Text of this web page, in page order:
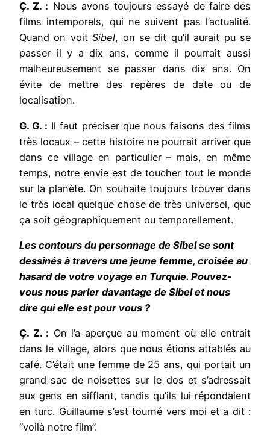
Ç. Z. : Nous avons toujours essayé de faire des
films intemporels, qui ne suivent pas l’actualité.
Quand on voitSibel, on se dit qu’il aurait pu se
passer il y a dix ans, comme il pourrait aussi
malheureusement se passer dans dix ans. On
évite de mettre des repères de date ou de
localisation.
G. G. : Il faut préciser que nous faisons des films
très locaux – cette histoire ne pourrait arriver que
dans ce village en particulier – mais, en même
temps, notre envie est de toucher tout le monde
sur la planète. On souhaite toujours trouver dans
le très local quelque chose de très universel, que
ça soit géographiquement ou temporellement.
Les contours du personnage de Sibel se sont
dessinés à travers une jeune femme, croisée au
hasard de votre voyage en Turquie. Pouvez-
vous nous parler davantage de Sibel et nous
dire qui elle est pour vous ?
Ç. Z. : On l’a aperçue au moment où elle entrait
dans le village, alors que nous étions attablés au
café. C’était une femme de 25 ans, qui portait un
grand sac de noisettes sur le dos et s’adressait
aux gens en sifflant, tandis qu’ils lui répondaient
en turc. Guillaume s’est tourné vers moi et a dit :
“voilà notre film”.